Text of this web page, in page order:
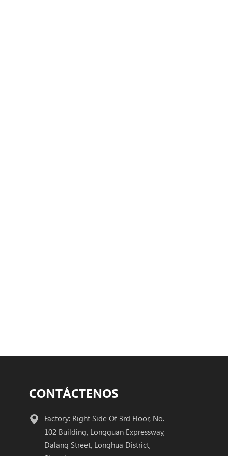
CONTÁCTENOS
Factory: Right Side Of 3rd Floor, No.
102 Building, Longguan Expressway,
Dalang Street, Longhua District,